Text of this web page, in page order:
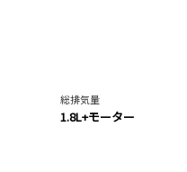
総排気量
1.8L+モーター